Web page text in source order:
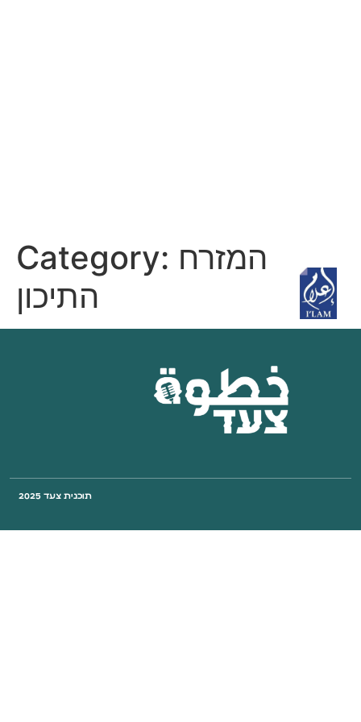
Category: המזרח
התיכון
תוכנית צעד 2025